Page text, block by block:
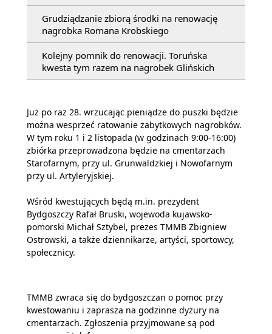
Grudziądzanie zbiorą środki na renowację
nagrobka Romana Krobskiego
Kolejny pomnik do renowacji. Toruńska
kwesta tym razem na nagrobek Glińskich
Już po raz 28. wrzucając pieniądze do puszki będzie
można wesprzeć ratowanie zabytkowych nagrobków.
W tym roku 1 i 2 listopada (w godzinach 9:00-16:00)
zbiórka przeprowadzona będzie na cmentarzach
Starofarnym, przy ul. Grunwaldzkiej i Nowofarnym
przy ul. Artyleryjskiej.
Wśród kwestujących będą m.in. prezydent
Bydgoszczy Rafał Bruski, wojewoda kujawsko-
pomorski Michał Sztybel, prezes TMMB Zbigniew
Ostrowski, a także dziennikarze, artyści, sportowcy,
społecznicy.
TMMB zwraca się do bydgoszczan o pomoc przy
kwestowaniu i zaprasza na godzinne dyżury na
cmentarzach. Zgłoszenia przyjmowane są pod